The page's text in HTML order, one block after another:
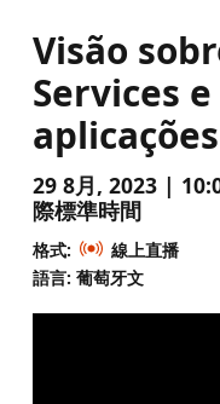
Visão
Services
aplicações
29 8月, 2023 |
際標準時間
格式:
線上直播
語言: 葡萄牙文